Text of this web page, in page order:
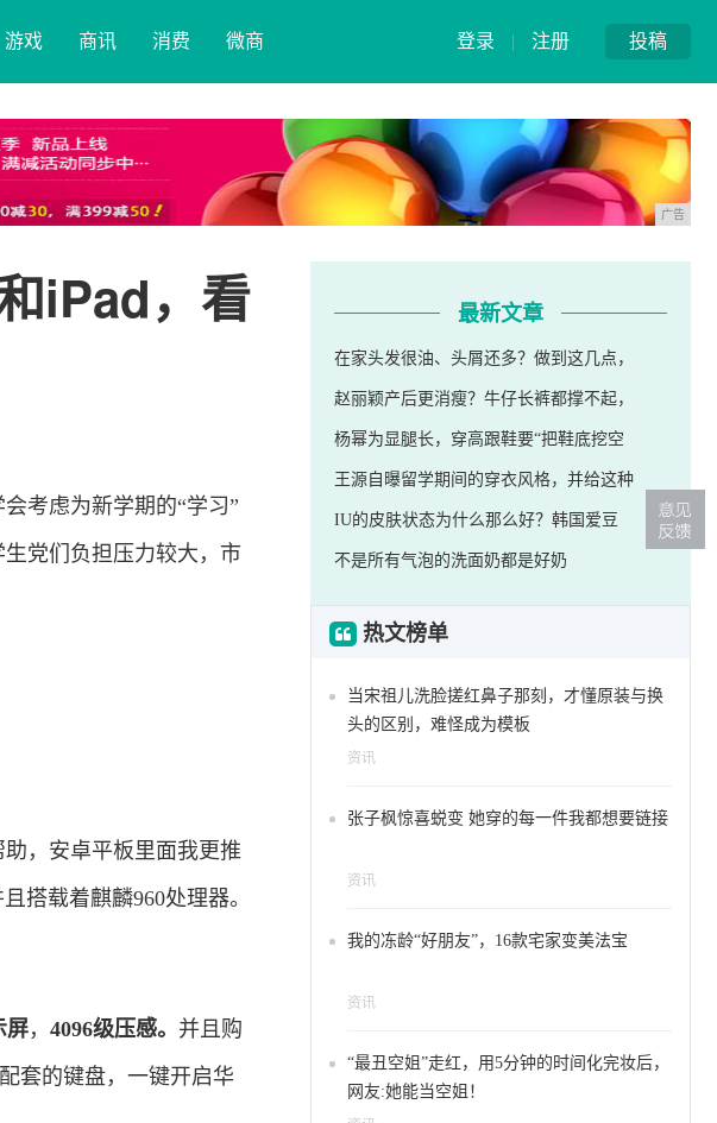
投稿
登录 | 注册
游戏 商讯 消费 微商
广告
iPad，看
考虑为新学期的“学习”
党们负担压力较大，市
，安卓平板里面我更推
搭载着麒麟960处理器。
屏， 4096级压感。 并且购
套的键盘，一键开启华
最新文章
在家头发很油、头屑还多？做到这几点，
赵丽颖产后更消瘦？牛仔长裤都撑不起，
杨幂为显腿长，穿高跟鞋要“把鞋底挖空
王源自曝留学期间的穿衣风格，并给这种
IU的皮肤状态为什么那么好？韩国爱豆
不是所有气泡的洗面奶都是好奶
热文榜单
当宋祖儿洗脸搓红鼻子那刻，才懂原装与换
头的区别，难怪成为模板
资讯
张子枫惊喜蜕变 她穿的每一件我都想要链接
资讯
我的冻龄“好朋友”，16款宅家变美法宝
资讯
“最丑空姐”走红，用5分钟的时间化完妆后，
网友:她能当空姐！